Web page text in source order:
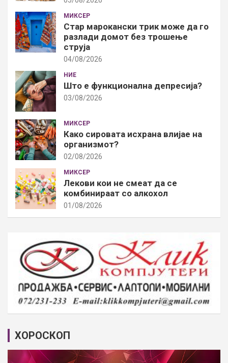
МИКСЕР
Стар марокански трик може да го
разлади домот без трошење
струја
04/08/2026
НИЕ
Што е функционална депресија?
03/08/2026
МИКСЕР
Како сировата исхрана влијае на
организмот?
02/08/2026
МИКСЕР
Лекови кои не смеат да се
комбинираат со алкохол
01/08/2026
ХОРОСКОП